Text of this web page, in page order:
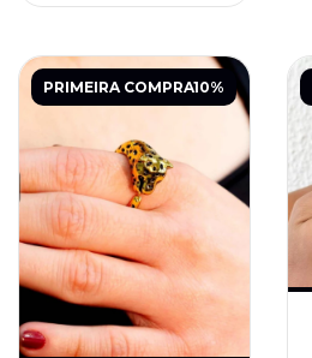
PRIMEIRA COMPRA10%